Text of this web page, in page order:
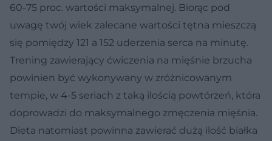
60-75 proc. wartości maksymalnej. Biorąc pod
uwagę twój wiek zalecane wartości tętna mieszczą
się pomiędzy 121 a 152 uderzenia serca na minutę.
Trening zawierający ćwiczenia na mięśnie brzucha
powinien być wykonywany w zróżnicowanym
tempie, w 4-5 seriach z taką ilością powtórzeń, która
doprowadzi do maksymalnego zmęczenia mięśnia.
Dieta natomiast powinna zawierać dużą ilość białka